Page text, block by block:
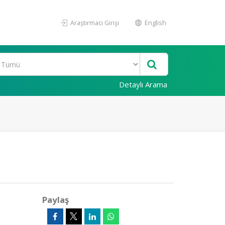
Araştırmacı Girişi English
Detaylı Arama
Paylaş